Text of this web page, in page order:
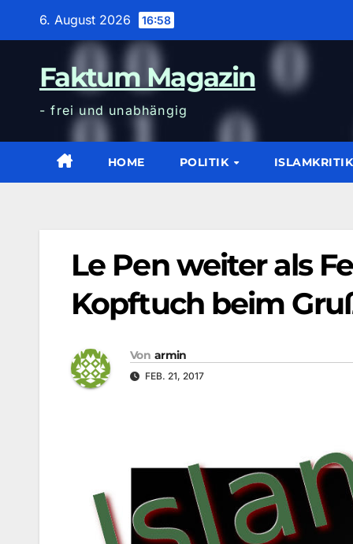
6. August 2026 16:58
Faktum Magazin
- frei und unabhängig
HOME POLITIK ISLAMKRITIK
Le Pen weiter als
Kopftuch beim
Von armin
FEB. 21, 2017